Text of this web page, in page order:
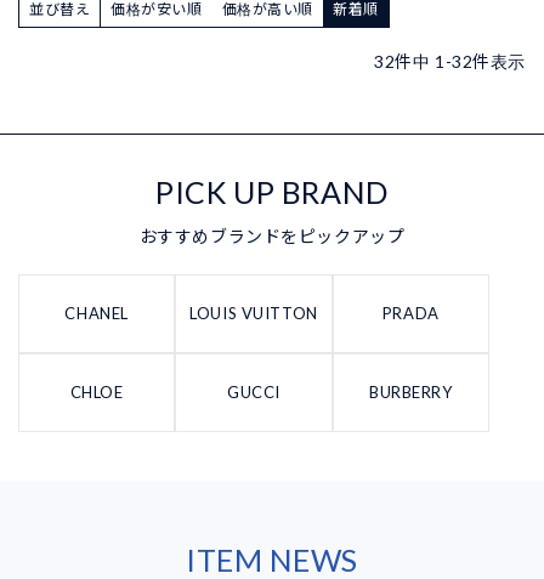
並び替え 価格が安い順 価格が高い順 新着順
32件中 1 -32件表示
PICK UP BRAND
おすすめブランドをピックアップ
CHANEL LOUIS VUITTON PRADA
CHLOE GUCCI BURBERRY
ITEM NEWS